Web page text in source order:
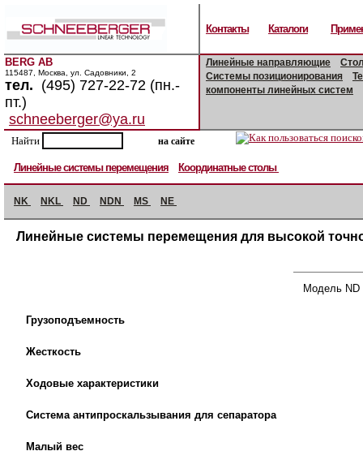
Контакты Каталоги
BERG AB
115487, Москва, ул. Садовники, 2
тел. (495) 727-22-72 (пн.-
пт.)
schneeberger@ya.ru
Линейные направляющие
Системы позиционирования
компоненты линейных систем
Найти
Линейные системы перемещения Координатные столы
NK NKL ND NDN MS NE
Линейные системы перемещения для высокой
Модель ND
Грузоподъемность
Жесткость
Ходовые характеристики
Система антипроскальзывания для сепаратора
Малый вес